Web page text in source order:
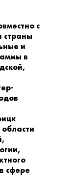
с
страны
и
в
сфере